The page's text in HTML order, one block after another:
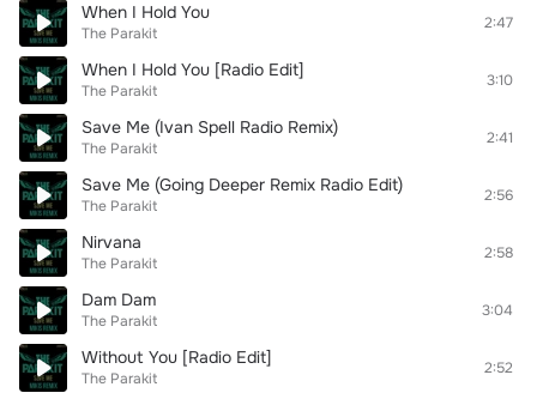
When I Hold You
The Parakit
2:47
When I Hold You [Radio Edit]
The Parakit
3:10
Save Me (Ivan Spell Radio Remix)
The Parakit
2:41
Save Me (Going Deeper Remix Radio Edit)
The Parakit
2:56
Nirvana
The Parakit
2:58
Dam Dam
The Parakit
3:04
Without You [Radio Edit]
The Parakit
2:52